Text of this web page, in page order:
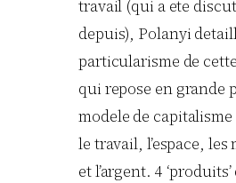
travail (qui a ete
depuis), Polanyi
particularisme de
qui repose en grande
modele de
le travail, l’espace,
et l’argent. 4